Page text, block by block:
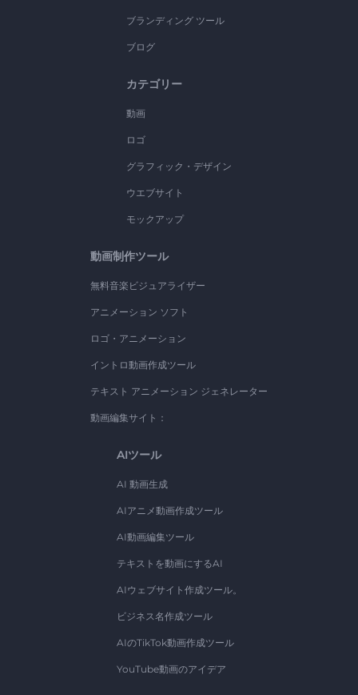
ブランディング ツール
ブログ
カテゴリー
動画
ロゴ
グラフィック・デザイン
ウエブサイト
モックアップ
動画制作ツール
無料音楽ビジュアライザー
アニメーション ソフト
ロゴ・アニメーション
イントロ動画作成ツール
テキスト アニメーション ジェネレーター
動画編集サイト：
AIツール
AI 動画生成
AIアニメ動画作成ツール
AI動画編集ツール
テキストを動画にするAI
AIウェブサイト作成ツール。
ビジネス名作成ツール
AIのTikTok動画作成ツール
YouTube動画のアイデア